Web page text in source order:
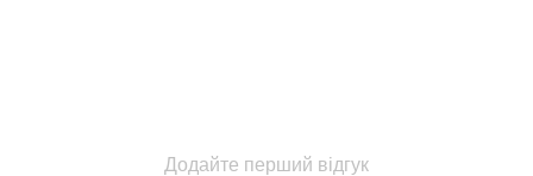
Додайте перший відгук